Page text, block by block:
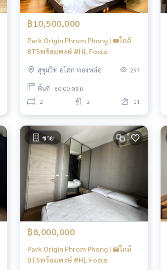
฿10,500,000
Park Origin Phrom Phong | 🚝ใกล้
BTSพร้อมพงษ์ #HL Focus
สุขุมวิท อโศก ทองหล่อ 297
พื้นที่ : 60.00 ตร.ม.
2
2 11
ขาย
฿8,000,000
Park Origin Phrom Phong | 🚝ใกล้
BTSพร้อมพงษ์ #HL Focus